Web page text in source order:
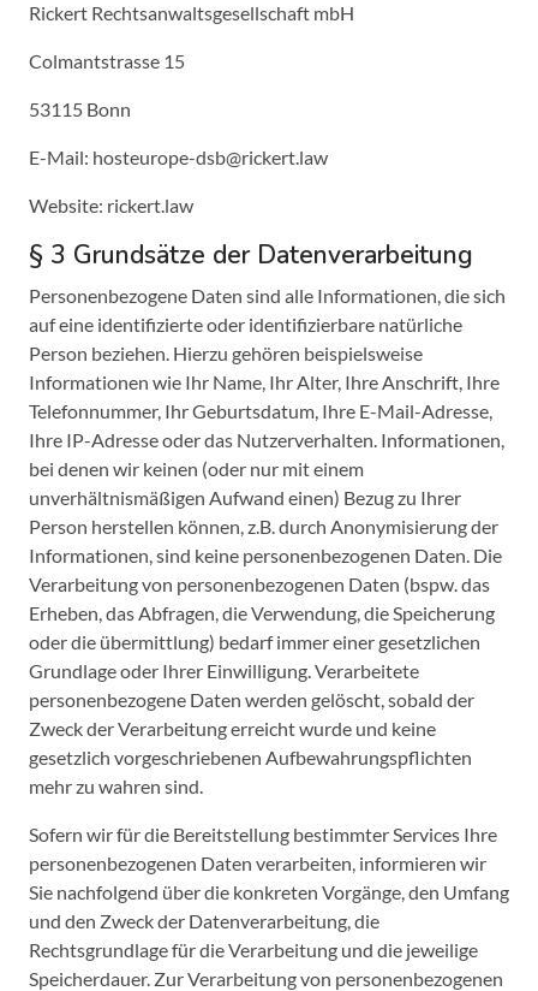
Rickert Rechtsanwaltsgesellschaft mbH
Colmantstrasse 15
53115 Bonn
E-Mail: hosteurope-dsb@rickert.law
Website: rickert.law
§ 3 Grundsätze der Datenverarbeitung
Personenbezogene Daten sind alle Informationen, die sich
auf eine identifizierte oder identifizierbare natürliche
Person beziehen. Hierzu gehören beispielsweise
Informationen wie Ihr Name, Ihr Alter, Ihre Anschrift, Ihre
Telefonnummer, Ihr Geburtsdatum, Ihre E-Mail-Adresse,
Ihre IP-Adresse oder das Nutzerverhalten. Informationen,
bei denen wir keinen (oder nur mit einem
unverhältnismäßigen Aufwand einen) Bezug zu Ihrer
Person herstellen können, z.B. durch Anonymisierung der
Informationen, sind keine personenbezogenen Daten. Die
Verarbeitung von personenbezogenen Daten (bspw. das
Erheben, das Abfragen, die Verwendung, die Speicherung
oder die übermittlung) bedarf immer einer gesetzlichen
Grundlage oder Ihrer Einwilligung. Verarbeitete
personenbezogene Daten werden gelöscht, sobald der
Zweck der Verarbeitung erreicht wurde und keine
gesetzlich vorgeschriebenen Aufbewahrungspflichten
mehr zu wahren sind.
Sofern wir für die Bereitstellung bestimmter Services Ihre
personenbezogenen Daten verarbeiten, informieren wir
Sie nachfolgend über die konkreten Vorgänge, den Umfang
und den Zweck der Datenverarbeitung, die
Rechtsgrundlage für die Verarbeitung und die jeweilige
Speicherdauer. Zur Verarbeitung von personenbezogenen